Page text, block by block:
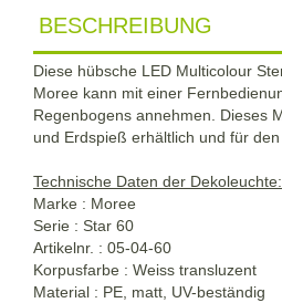
BESCHREIBUNG
Diese hübsche LED Multicolour
Moree kann mit einer
Regenbogens annehmen. Dieses
und Erdspieß erhältlich und für
Technische Daten der Dekoleuchte:
Marke : Moree
Serie : Star 60
Artikelnr. : 05-04-60
Korpusfarbe : Weiss transluzent
Material : PE, matt, UV-beständig